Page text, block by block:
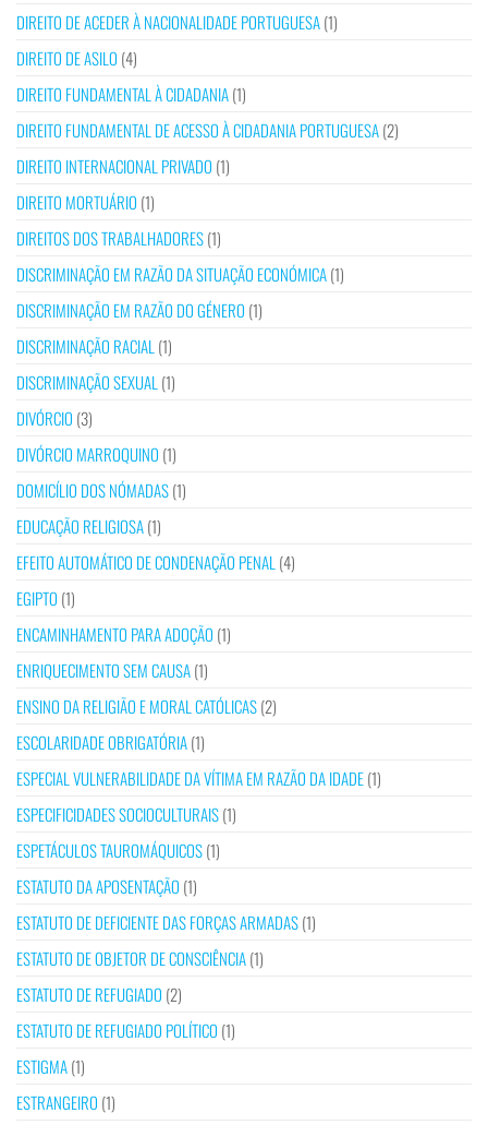
DIREITO DE ACEDER À NACIONALIDADE PORTUGUESA(1)
DIREITO DE ASILO (4)
DIREITO FUNDAMENTAL À CIDADANIA(1)
DIREITO FUNDAMENTAL DE ACESSO À CIDADANIA PORTUGUESA(2)
DIREITO INTERNACIONAL PRIVADO (1)
DIREITO MORTUÁRIO (1)
DIREITOS DOS TRABALHADORES(1)
DISCRIMINAÇÃO EM RAZÃO DA SITUAÇÃO ECONÓMICA(1)
DISCRIMINAÇÃO EM RAZÃO DO GÉNERO (1)
DISCRIMINAÇÃO RACIAL (1)
DISCRIMINAÇÃO SEXUAL (1)
DIVÓRCIO (3)
DIVÓRCIO MARROQUINO (1)
DOMICÍLIO DOS NÓMADAS(1)
EDUCAÇÃO RELIGIOSA(1)
EFEITO AUTOMÁTICO DE CONDENAÇÃO PENAL (4)
EGIPTO (1)
ENCAMINHAMENTO PARA ADOÇÃO (1)
ENRIQUECIMENTO SEM CAUSA(1)
ENSINO DA RELIGIÃO E MORAL CATÓLICAS(2)
ESCOLARIDADE OBRIGATÓRIA(1)
ESPECIAL VULNERABILIDADE DA VÍTIMA EM RAZÃO DA IDADE(1)
ESPECIFICIDADES SOCIOCULTURAIS(1)
ESPETÁCULOS TAUROMÁQUICOS(1)
ESTATUTO DA APOSENTAÇÃO (1)
ESTATUTO DE DEFICIENTE DAS FORÇAS ARMADAS(1)
ESTATUTO DE OBJETOR DE CONSCIÊNCIA(1)
ESTATUTO DE REFUGIADO (2)
ESTATUTO DE REFUGIADO POLÍTICO (1)
ESTIGMA(1)
ESTRANGEIRO (1)